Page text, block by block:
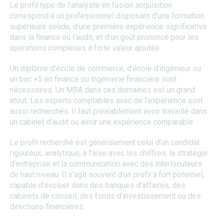
Le profil type de l’analyste en fusion acquisition
correspond à un professionnel disposant d’une formation
supérieure solide, d’une première expérience significative
dans la finance ou l’audit, et d’un goût prononcé pour les
opérations complexes à forte valeur ajoutée.
Un diplôme d’école de commerce, d’école d’ingénieur ou
un bac +5 en finance ou ingénierie financière sont
nécessaires. Un MBA dans ces domaines est un grand
atout. Les experts comptables avec de l’expérience sont
aussi recherchés. Il faut préalablement avoir travaillé dans
un cabinet d’audit ou avoir une expérience comparable.
Le profil recherché est généralement celui d’un candidat
rigoureux, analytique, à l’aise avec les chiffres, la stratégie
d’entreprise et la communication avec des interlocuteurs
de haut niveau. Il s’agit souvent d’un profil à fort potentiel,
capable d’évoluer dans des banques d’affaires, des
cabinets de conseil, des fonds d’investissement ou des
directions financières.